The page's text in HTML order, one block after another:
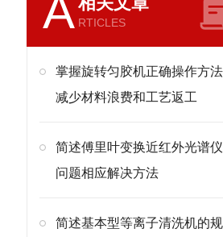
A RTICLES
掌握旋转匀胶机正确操作方
减少材料浪费和工艺返工
简述傅里叶变换近红外光谱
问题相应解决方法
简述基本型等离子清洗机的